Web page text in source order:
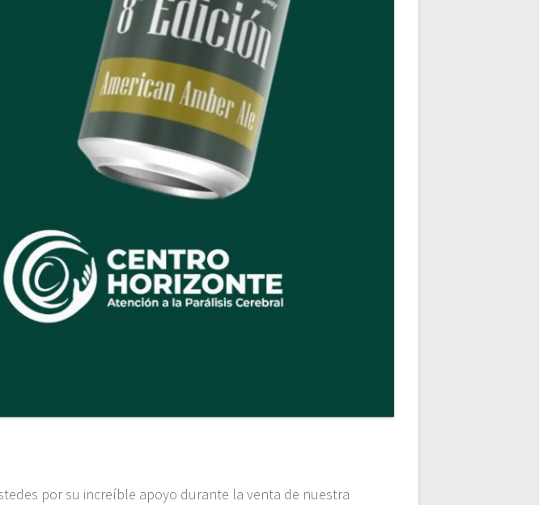
por su increíble apoyo durante la venta de nuestra